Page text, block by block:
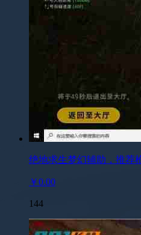
绝地求生梦幻辅助，推荐
￥0.00
144